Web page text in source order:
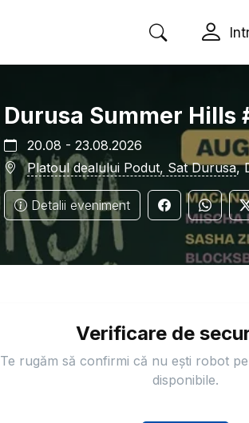
Durusa Summer Hills
20.08 - 23.08.2026
Platoul dealului Podut, Sat Durusa,
Detalii eveniment
Verificare de
Te rugăm să confirmi că nu ești robot
disponibile.